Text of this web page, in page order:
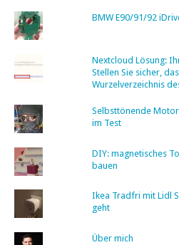
BMW E90/91/92
Nextcloud Lösung:
Stellen Sie sicher,
Wurzelverzeichnis
Selbsttönende
im Test
DIY: magnetisches
bauen
Ikea Tradfri mit Lidl
geht
Über mich